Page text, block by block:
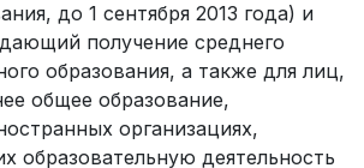
до 1 сентября 2013 года) и
получение среднего
образования, а также для лиц,
общее образование,
организациях,
образовательную деятельность